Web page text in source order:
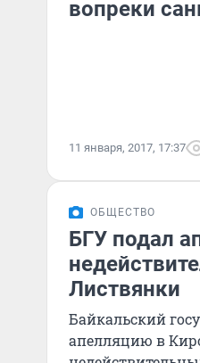
вопреки
11 января, 2017, 17:37
ОБЩЕСТВО
БГУ подал
Листвянки
Байкальский
апелляцию в